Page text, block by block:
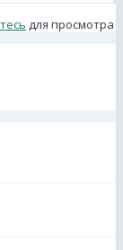
для просмотра